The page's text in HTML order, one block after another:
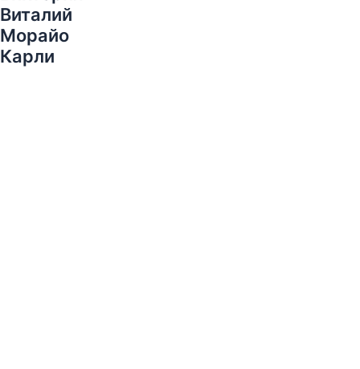
Виталий
Морайо
Карли